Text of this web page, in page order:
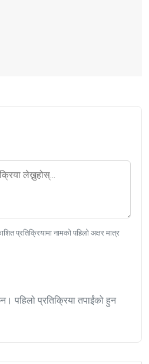
प्रतिक्रियामा नामको पहिलो अक्षर मात्र
पहिलो प्रतिक्रिया तपाईंको हुन